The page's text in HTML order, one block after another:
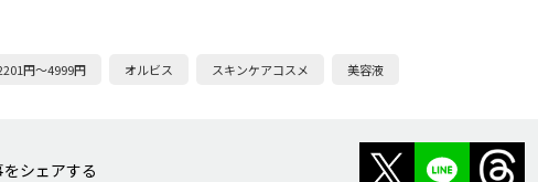
円～4999円 オルビス スキンケアコスメ 美容液
をシェアする